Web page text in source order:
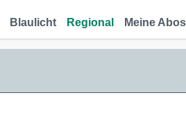
Blaulicht Regional Meine Abos